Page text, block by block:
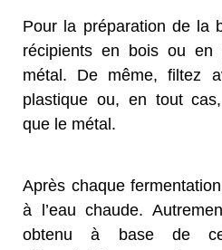
Pour la préparation de la
récipients en bois ou en
métal. De même, filtez
plastique ou, en tout
que le métal.
Après chaque
à l’eau chaude.
obtenu à base de ce